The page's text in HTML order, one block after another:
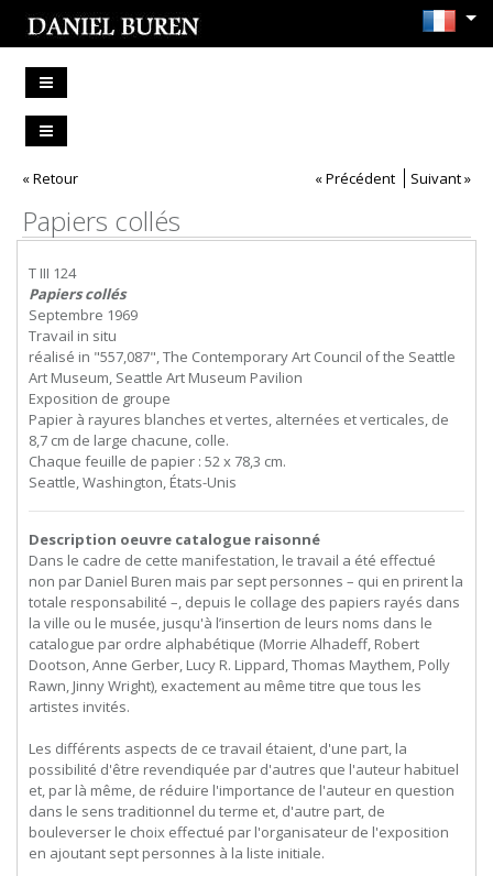
« Retour « Précédent Suivant »
Papiers collés
T III 124
Papiers collés
Septembre 1969
Travail in situ
réalisé in "557,087", The Contemporary Art Council of the Seattle
Art Museum, Seattle Art Museum Pavilion
Exposition de groupe
Papier à rayures blanches et vertes, alternées et verticales, de
8,7 cm de large chacune, colle.
Chaque feuille de papier : 52 x 78,3 cm.
Seattle, Washington, États-Unis
Description oeuvre catalogue raisonné
Dans le cadre de cette manifestation, le travail a été effectué
non par Daniel Buren mais par sept personnes – qui en prirent la
totale responsabilité –, depuis le collage des papiers rayés dans
la ville ou le musée, jusqu'à l’insertion de leurs noms dans le
catalogue par ordre alphabétique (Morrie Alhadeff, Robert
Dootson, Anne Gerber, Lucy R. Lippard, Thomas Maythem, Polly
Rawn, Jinny Wright), exactement au même titre que tous les
artistes invités.
Les différents aspects de ce travail étaient, d'une part, la
possibilité d'être revendiquée par d'autres que l'auteur habituel
et, par là même, de réduire l'importance de l'auteur en question
dans le sens traditionnel du terme et, d'autre part, de
bouleverser le choix effectué par l'organisateur de l'exposition
en ajoutant sept personnes à la liste initiale.